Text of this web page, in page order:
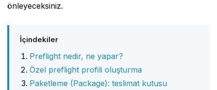
önleyeceksiniz.
İçindekiler
Preflight nedir, ne yapar?
Özel preflight profili oluşturma
Paketleme (Package): teslimat kutusu